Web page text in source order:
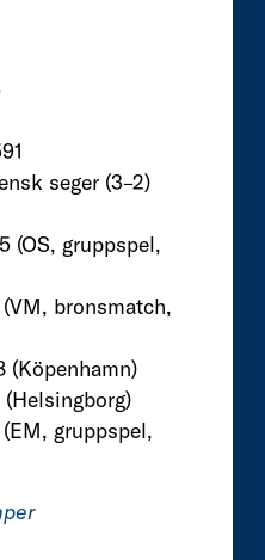
seger (3–2)
(OS, gruppspel,
bronsmatch,
(Köpenhamn)
gruppspel,